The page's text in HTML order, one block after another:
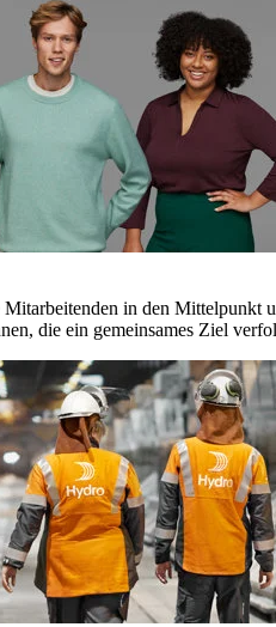
in den Mittelpunkt
die ein gemeinsames Ziel